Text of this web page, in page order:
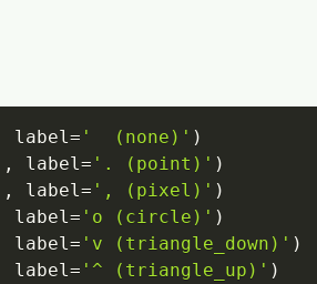
label= '  (none)' )
, label= '. (point)' )
, label= ', (pixel)' )
label= 'o (circle)' )
label= 'v (triangle_down)' )
label= '^ (triangle_up)' )